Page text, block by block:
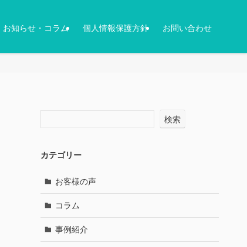
お知らせ・コラム 個人情報保護方針 お問い合わせ
検索
カテゴリー
お客様の声
コラム
事例紹介